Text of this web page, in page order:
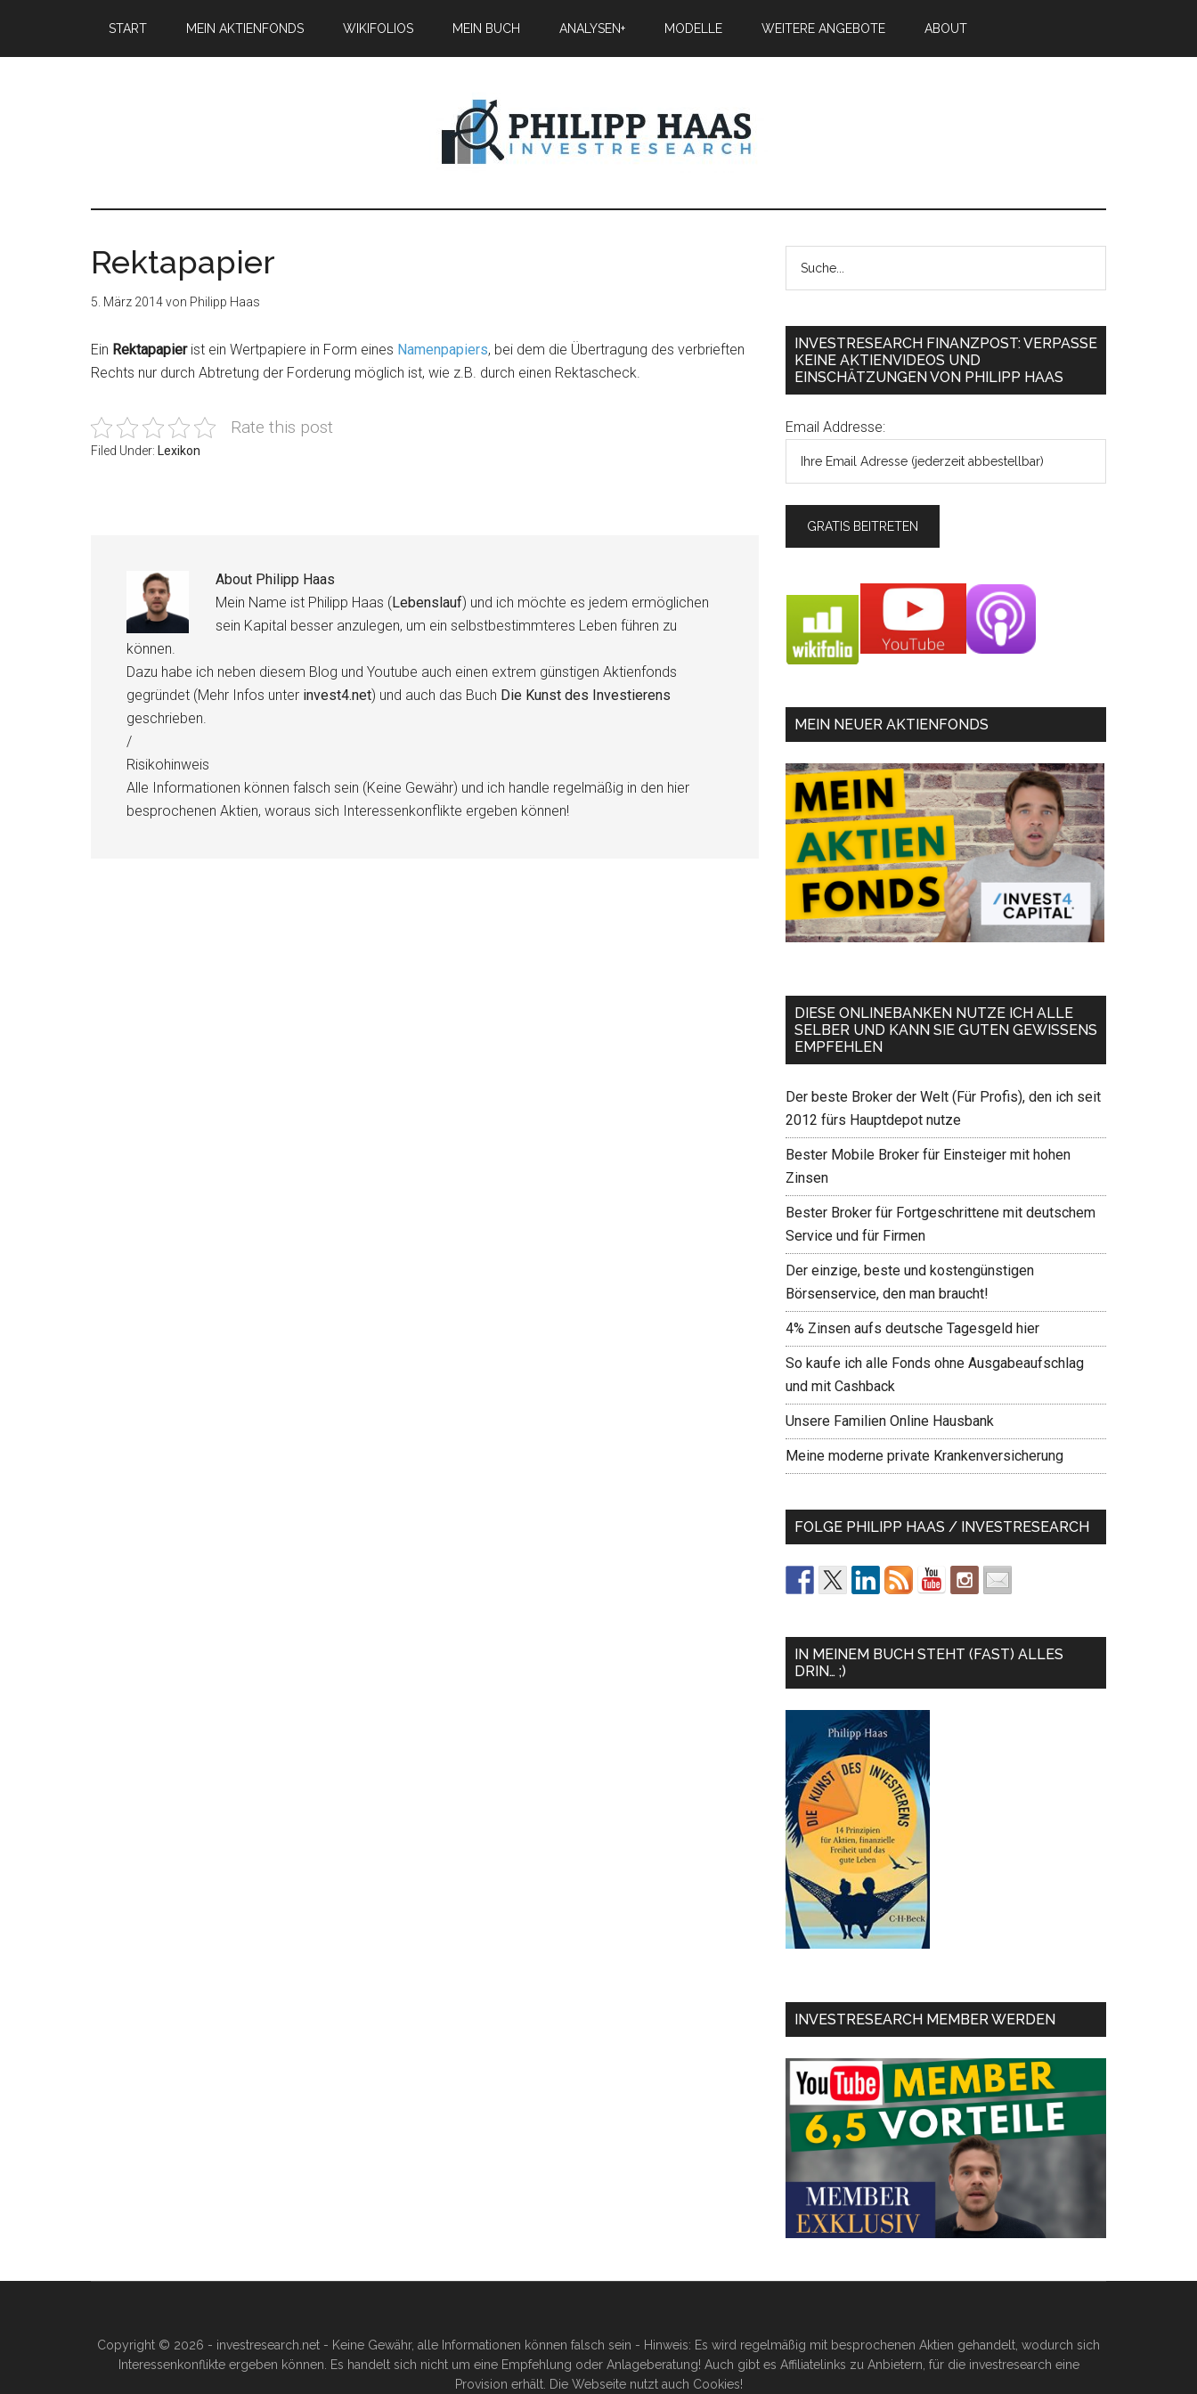
START MEIN AKTIENFONDS WIKIFOLIOS MEIN BUCH ANALYSEN+ MODELLE WEITERE ANGEBOTE ABOUT
Rektapapier
5. März 2014von Philipp Haas
Ein Rektapapierist ein Wertpapiere in Form eines Namenpapiers, bei dem die Übertragung des verbrieften
Rechts nur durch Abtretung der Forderung möglich ist, wie z.B. durch einen Rektascheck.
Rate this post
Filed Under: Lexikon
About Philipp Haas
Mein Name ist Philipp Haas (Lebenslauf) und ich möchte es jedem ermöglichen
sein Kapital besser anzulegen, um ein selbstbestimmteres Leben führen zu
können.
Dazu habe ich neben diesem Blog und Youtube auch einen extrem günstigen Aktienfonds
gegründet (Mehr Infos unter invest4.net) und auch das Buch Die Kunst des Investierens
geschrieben.
/
Risikohinweis
Alle Informationen können falsch sein (Keine Gewähr) und ich handle regelmäßig in den hier
besprochenen Aktien, woraus sich Interessenkonflikte ergeben können!
INVESTRESEARCH FINANZPOST: VERPASSE
KEINE AKTIENVIDEOS UND
EINSCHÄTZUNGEN VON PHILIPP HAAS
Email Addresse:
MEIN NEUER AKTIENFONDS
DIESE ONLINEBANKEN NUTZE ICH ALLE
SELBER UND KANN SIE GUTEN GEWISSENS
EMPFEHLEN
Der beste Broker der Welt (Für Profis), den ich seit
2012 fürs Hauptdepot nutze
Bester Mobile Broker für Einsteiger mit hohen
Zinsen
Bester Broker für Fortgeschrittene mit deutschem
Service und für Firmen
Der einzige, beste und kostengünstigen
Börsenservice, den man braucht!
4% Zinsen aufs deutsche Tagesgeld hier
So kaufe ich alle Fonds ohne Ausgabeaufschlag
und mit Cashback
Unsere Familien Online Hausbank
Meine moderne private Krankenversicherung
FOLGE PHILIPP HAAS / INVESTRESEARCH
IN MEINEM BUCH STEHT (FAST) ALLES
DRIN… ;)
INVESTRESEARCH MEMBER WERDEN
Copyright © 2026 - investresearch.net - Keine Gewähr, alle Informationen können falsch sein - Hinweis: Es wird regelmäßig mit besprochenen Aktien gehandelt, wodurch sich
Interessenkonflikte ergeben können. Es handelt sich nicht um eine Empfehlung oder Anlageberatung! Auch gibt es Affiliatelinks zu Anbietern, für die investresearch eine
Provision erhält. Die Webseite nutzt auch Cookies!